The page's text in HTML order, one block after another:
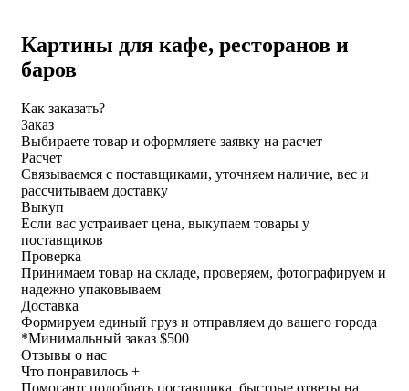
Картины для кафе, ресторанов и
баров
Как заказать?
Заказ
Выбираете товар и оформляете заявку на расчет
Расчет
Связываемся с поставщиками, уточняем наличие, вес и
рассчитываем доставку
Выкуп
Если вас устраивает цена, выкупаем товары у
поставщиков
Проверка
Принимаем товар на складе, проверяем, фотографируем и
надежно упаковываем
Доставка
Формируем единый груз и отправляем до вашего города
*Минимальный заказ $500
Отзывы о нас
Что понравилось +
Помогают подобрать поставщика, быстрые ответы на